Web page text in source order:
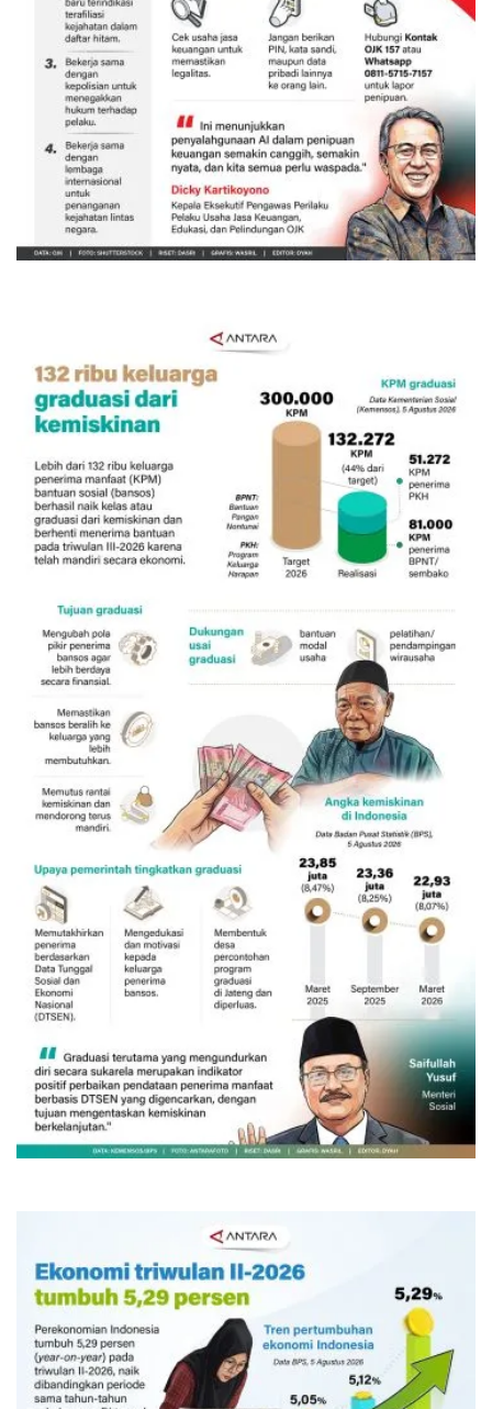
Awas penipuan berbasis AI
Kemarin 13:45
132 ribu keluarga graduasi dari
kemiskinan
7 Agustus 2026